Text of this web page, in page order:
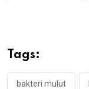
Tags:
bakteri mulut